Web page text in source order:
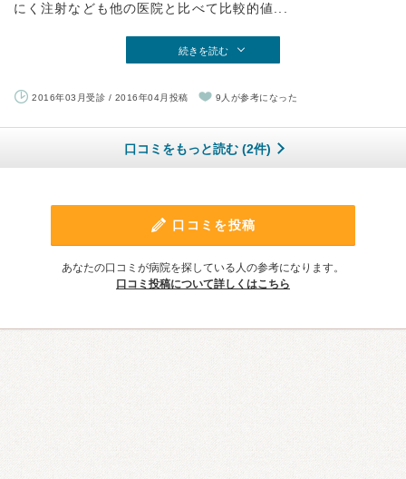
にく注射なども他の医院と比べて比較的値...
続きを読む
2016年03月受診 / 2016年04月投稿 9人が参考になった
口コミをもっと読む (2件)
口コミを投稿
あなたの口コミが病院を探している人の参考になります。
口コミ投稿について詳しくはこちら